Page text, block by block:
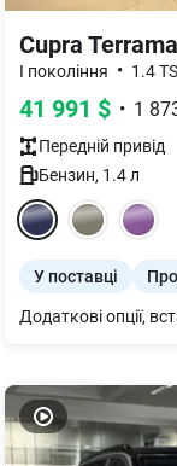
Cupra
I покоління • 1.4
41 991 $ • 1
Передній привід
Бензин, 1.4л
У поставці